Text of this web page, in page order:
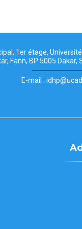
1er étage,
Fann, BP 5005 Dakar,
E-mail :